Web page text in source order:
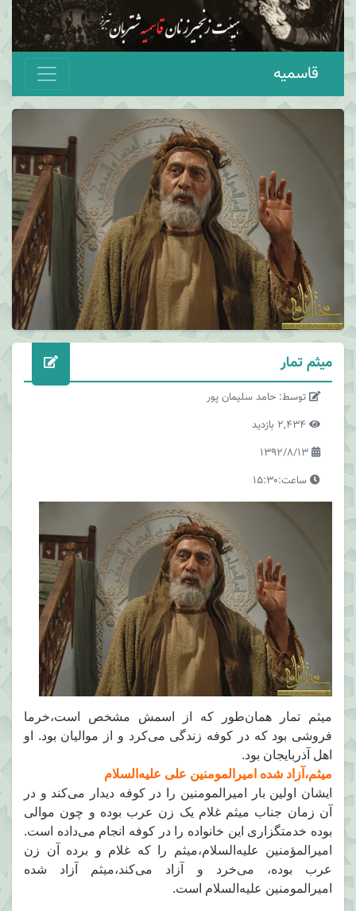
قاسمیه
میثم تمار
توسط: حامد سلیمان پور
ساعت:15:30
میثم تمار همان‌طور که از اسمش مشخص است،خرما
فروشی بود که در کوفه زندگی می‌کرد و از موالیان بود.
او
اهل آذربایجان بود.
میثم،آزاد شده امیرالمومنین علی علیه‌السلام
ایشان اولین بار امیرالمومنین را در کوفه دیدار می‌کند و در
آن زمان جناب میثم غلام یک زن عرب بوده و چون موالی
بوده خدمتگزاری این خانواده را در کوفه انجام می‌داده است.
امیرالمؤمنین علیه‌السلام،میثم را که غلام و برده آن زن
عرب بوده، می‌خرد و آزاد می‌کند،میثم آزاد شده
امیرالمومنین علیه‌السلام است.